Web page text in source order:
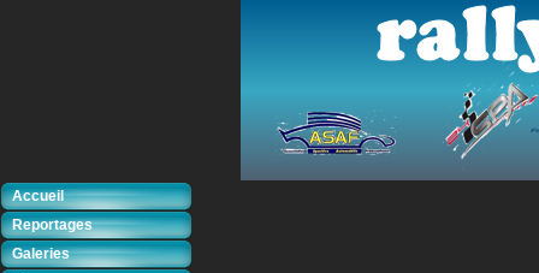
Accueil
Reportages
Galeries